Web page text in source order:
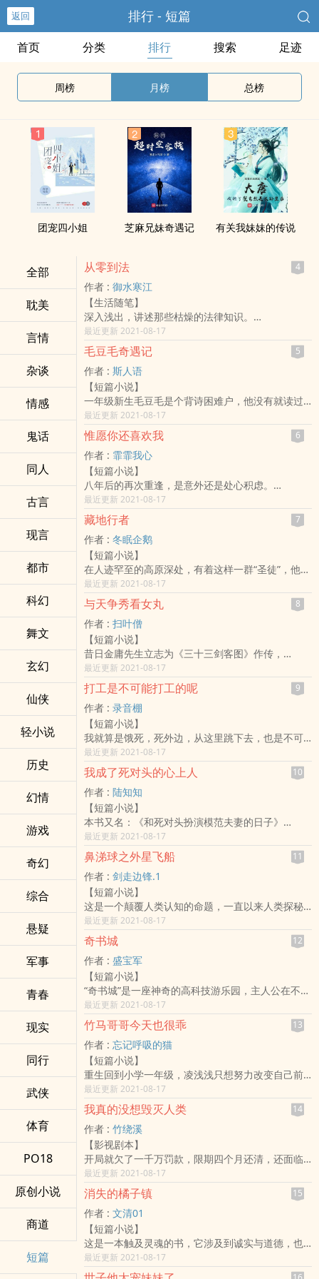
返回 排行 - 短篇
首页 分类 排行 搜索 足迹
周榜 月榜 总榜
团宠四小姐 芝麻‍‌‎兄‌‎‌妹‍‎奇遇记 有关我妹妹的传说
全部
耽美
言情
杂谈
情感
鬼话
同人
古言
现言
都市
科幻
舞文
玄幻
仙侠
轻小说
历史
幻情
游戏
奇幻
综合
悬疑
军事
青春
现实
同行
武侠
体育
PO18
原创小说
商道
短篇
从零到法 4
作者 : 御水寒江
【生活随笔】
深入浅出，讲述那些枯燥的法律知识。
每天一个知识点。
（看了本书，你就会知道什幺才是真正的无聊，什
幺才是真正的无趣。那幺也就知道什幺才是有趣！
法律，让我重新认识了这个世界，值得我用心去学
习这份无趣！当然，本书也只是简单的法律知识阐
述，会多多少少存在不全面，请客观阅读！）
最近更新 2021-08-17
毛豆毛奇遇记 5
作者 : 斯人语
【短篇小说】
一年级新生毛豆毛是个背诗困难户，他没有就读过
幼小衔接，两相对比，成了班级里的“后进生”。机缘
巧合之下他得到了神奇故事机“啦多啦”，啦多啦钻入
毛豆毛的梦境，从此开启了一场纵横诗篇世界的神
奇之旅。
最近更新 2021-08-17
惟愿你还喜欢我 6
作者 : 霏霏我心
【短篇小说】
八年后的再次重逢，是意外还是处心积虑。
她避，她让，他紧追不舍。
某日，
南酒忍无可忍：“韩靳晏，你有病吧！”
他逼近，得寸进尺：“我是有病，你是解药。”
除你之外，药石无医。
当初胡同巷外温柔给她递糖的白衣少年，仿佛镜花
水月，黄粱一梦。
可现实再一次重叠，是清醒，还是沉沦。
最后的最后，
她离开的义无反顾，决然又冷清。
可那机场登机的最后一刻，
往日骄傲自负、不可一世的年轻总裁却发了疯似的
冲向她，眼底像是染了血，是惊心动魄的偏执情
绪，恼怒又冰冷地狠狠威胁，声线低哑，咬牙切
齿：“南酒，你敢走！”
他认输了。
最近更新 2021-08-17
藏地行者 7
作者 : 冬眠企鹅
【短篇小说】
在人迹罕至的高原深处，有着这样一群“圣徒”，他们
行走在雪山草莽、荒漠故里，他们无所不在，也无
从寻觅。
“我们窥伺却畏惧隐秘，我们行走却忍受孤独，我们
记录却从不涉及历史，我们拥有却埋藏超凡的力
量……节欲自省，恪守本心。”
行者是驻守现实边界的苦行僧，是牛羊和牧场的守
护者，是藏地流传千百年的传说，更是拂晓黑暗中
不灭的灯火。
最近更新 2021-08-17
与天争秀看女丸 8
作者 : 扫叶僧
【短篇小说】
昔日金庸先生立志为《三十三剑客图》作传，
可惜最终仅有《越女剑》一篇完本。
余者八十士，泣鸣不已，自先生羽化，懊悔益甚。
今有短篇征文，数古今侠义。
不才便为《剑客图》中奇女子女丸试捉刀笔。
这女丸以媚术入道，童颜不老，与上仙比翼飞升。
如何能写此‍‌艳‎‎情‍‍‎而又不落俗流，请君借步一观。
最近更新 2021-08-17
打工是不可能打工的呢 9
作者 : 录音棚
【短篇小说】
我就算是饿死，死外边，从这里跳下去，也是不可
能打工的呢！
最近更新 2021-08-17
我成了死对头的心上人 10
作者 : 陆知知
【短篇小说】
本书又名：《和死对头扮演模范夫妻的日子》
迫于家族联姻的压力，姜乔英年早婚了。联姻对象
是她从小到大最讨厌的“别人家的孩子”——傅景行。
唯一令她感到欣慰的是她的新婚丈夫在婚后第二天
就远赴欧洲开拓海外市场了，一年半载都未必能见
上他一面。
不用时时刻刻扮演模范夫妻的姜乔简直浪得飞起，
每天跟志同道合的小姑子逛逛逛买买买，喝完下午
茶就去唱歌喝酒蹦迪彻夜狂欢。
一年后的某个夜晚，酒吧，单身派对。
姜乔正蹦得开心，手腕却忽然被人一把拽住。
一年轻俊美男子咬着烟，视线在她精致妖艳的妆容
上停留了几秒之后，勾起唇漫不经心的笑：“玩得挺
开心的呀，老婆？”
姜乔扭头对小姑子说：“现在的年轻人也太直接太奔
小姑子吓得两腿发软，绝望道：“嫂子……这真是我
哥！”
-
人人都说姜乔和傅景行是形式婚姻，一定撑不过两
年，姜乔深以为然。直到某一天，她发现了几件惊
悚的事情：
1.她的游戏直播间里，粉丝榜一是傅景行。
2.她心血来潮写的玛丽苏脑残小说，粉丝榜首是傅景
行。
3.书房里藏了3650封写给她的情书，情书底下的落
款名字是傅景行。
姜乔：“……”
她好像一不小心知道了太多秘密，今天晚上会不会
被傅景行灭口？
最近更新 2021-08-17
鼻涕球之外星飞船 11
作者 : 剑走边锋.1
【短篇小说】
这是一个颠覆人类认知的命题，一直以来人类探秘
的外星飞船，竟然是地球史前超文明人类发明制造
出来的。
一个可以画成动漫的奇幻，新鲜，紧张，刺激的故
事！
小博，小峰两兄弟，因为作业繁重，写不出来，经
常给妈妈批评，成天幻想有外星人把他们妈妈带
走，结果真有外星人把他们两兄弟带走，并在他们
身上改写了基因程序，注入了特异功能。从此开启
了他们鼻涕球组合的历险之旅，历经饥饿国，鬼
城，黑暗岛……他们斗智斗勇挫败恶毒的巫师，击退
吞噬人类梦想灵珠的噬梦魔，还有亲历住满老人，
没人照顾的南瓜岛，父与子，亲情和仇恨充斥，最
后回归本性温馨一段段新奇，有趣的历险旅程……
最近更新 2021-08-17
奇书城 12
作者 : 盛宝军
【短篇小说】
“奇书城”是一座神奇的高科技游乐园，主人公在不同
的书籍、故事中游历、探险，参与到不同的故事中
去，感受精彩，吸取知识，不断成长。同时，每进
入一次“奇书城”，无论是在一本或几本书中游历，都
会经历一个新的完整的故事。
《奇书城》的主旨是让孩子爱上读书，希望小读者
能够跟随主人公接触各种书籍中的一些精彩片断和
经典人物，从而产生阅读原着的兴趣。
最近更新 2021-08-17
竹马哥哥今天也很乖 13
作者 : 忘记呼吸的猫
【短篇小说】
重生回到小学一年级，凌浅浅只想努力改变自己前
世的霉运。
握了握小粉拳，她决定先从改造那不争气又坑爹的
竹马哥哥开始。
顾川：从前小丫头见到她都绕着走，现在天天拿着
课本要他好好学习，天天向上，成为建设祖国的栋
梁之才。脑子怕不是坏了？！
直到，凌浅浅把顾川给揍了一顿以后，她让他往
东，他不敢往西，她让他蹲着，他不敢站着。
当曾经的不良少年，长成俊美高冷的学霸校草，逮
着她这颗小青梅不撒手后。
凌浅浅才发现，剧本……好像有点跑偏了！？？
最近更新 2021-08-17
我真的没想毁灭人类 14
作者 : 竹绕溪
【影视剧本】
开局就欠了一千万罚款，限期四个月还清，还面临
失业危机。
游戏策划艾文觉得这日子简直没法过了，为了保住
饭碗逼得只能用绝招！
“知道你正在一步步毁灭人类幺？”
艾文一脸懵逼：“我只想打个工而已……”
脑机接口时代，人类生活在虚拟世界中，黑科技可
以改变世界，当然也能毁灭人类。
潘多拉的魔盒，被打开了……
最近更新 2021-08-17
消失的橘子镇 15
作者 : 文清01
【短篇小说】
这是一本触及灵魂的书，它涉及到诚实与道德，也
拷问人类的良知。
肺部受到细菌感染的阿诺随父母搬到风景优美的郊
最近更新 2021-08-17